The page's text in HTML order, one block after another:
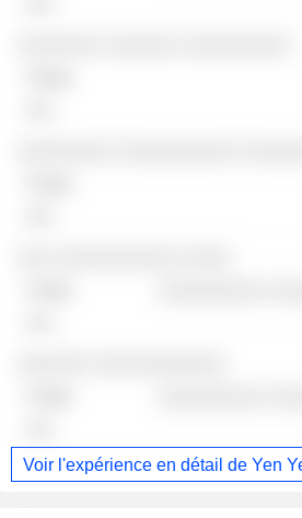
Voir l'expérience en détail de Yen